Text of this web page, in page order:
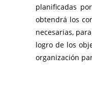
planificadas
obtendrá los
necesarias,
logro de los
organización